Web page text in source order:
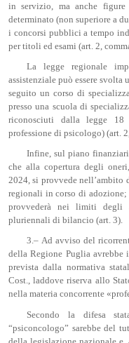
in servizio, ma anche figure
determinato (non superiore a
i concorsi pubblici a tempo
per titoli ed esami (art. 2,
La legge regionale
assistenziale può essere
seguito un corso di
presso una scuola di
riconosciuti dalla legge 18
professione di psicologo) (art.
Infine, sul piano
che alla copertura degli
2024, si provvede
regionali in corso di
provvederà nei limiti degli
pluriennali di bilancio (art. 3).
3.– Ad avviso del
della Regione Puglia avrebbe
prevista dalla normativa
Cost., laddove riserva allo
nella materia concorrente
Secondo la difesa
“psiconcologo” sarebbe del